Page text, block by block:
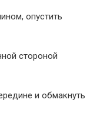
опустить
стороной
и обмакнуть